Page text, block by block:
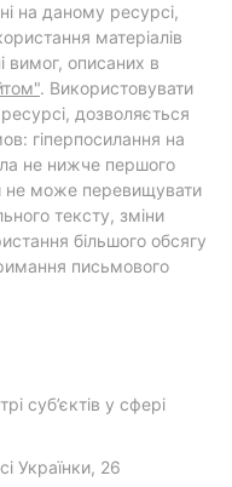
на даному ресурсі,
матеріалів
вимог, описаних в
. Використовувати
дозволяється
гіперпосилання на
не нижче першого
не може перевищувати
тексту, зміни
більшого обсягу
письмового
суб’єктів у сфері
Українки, 26